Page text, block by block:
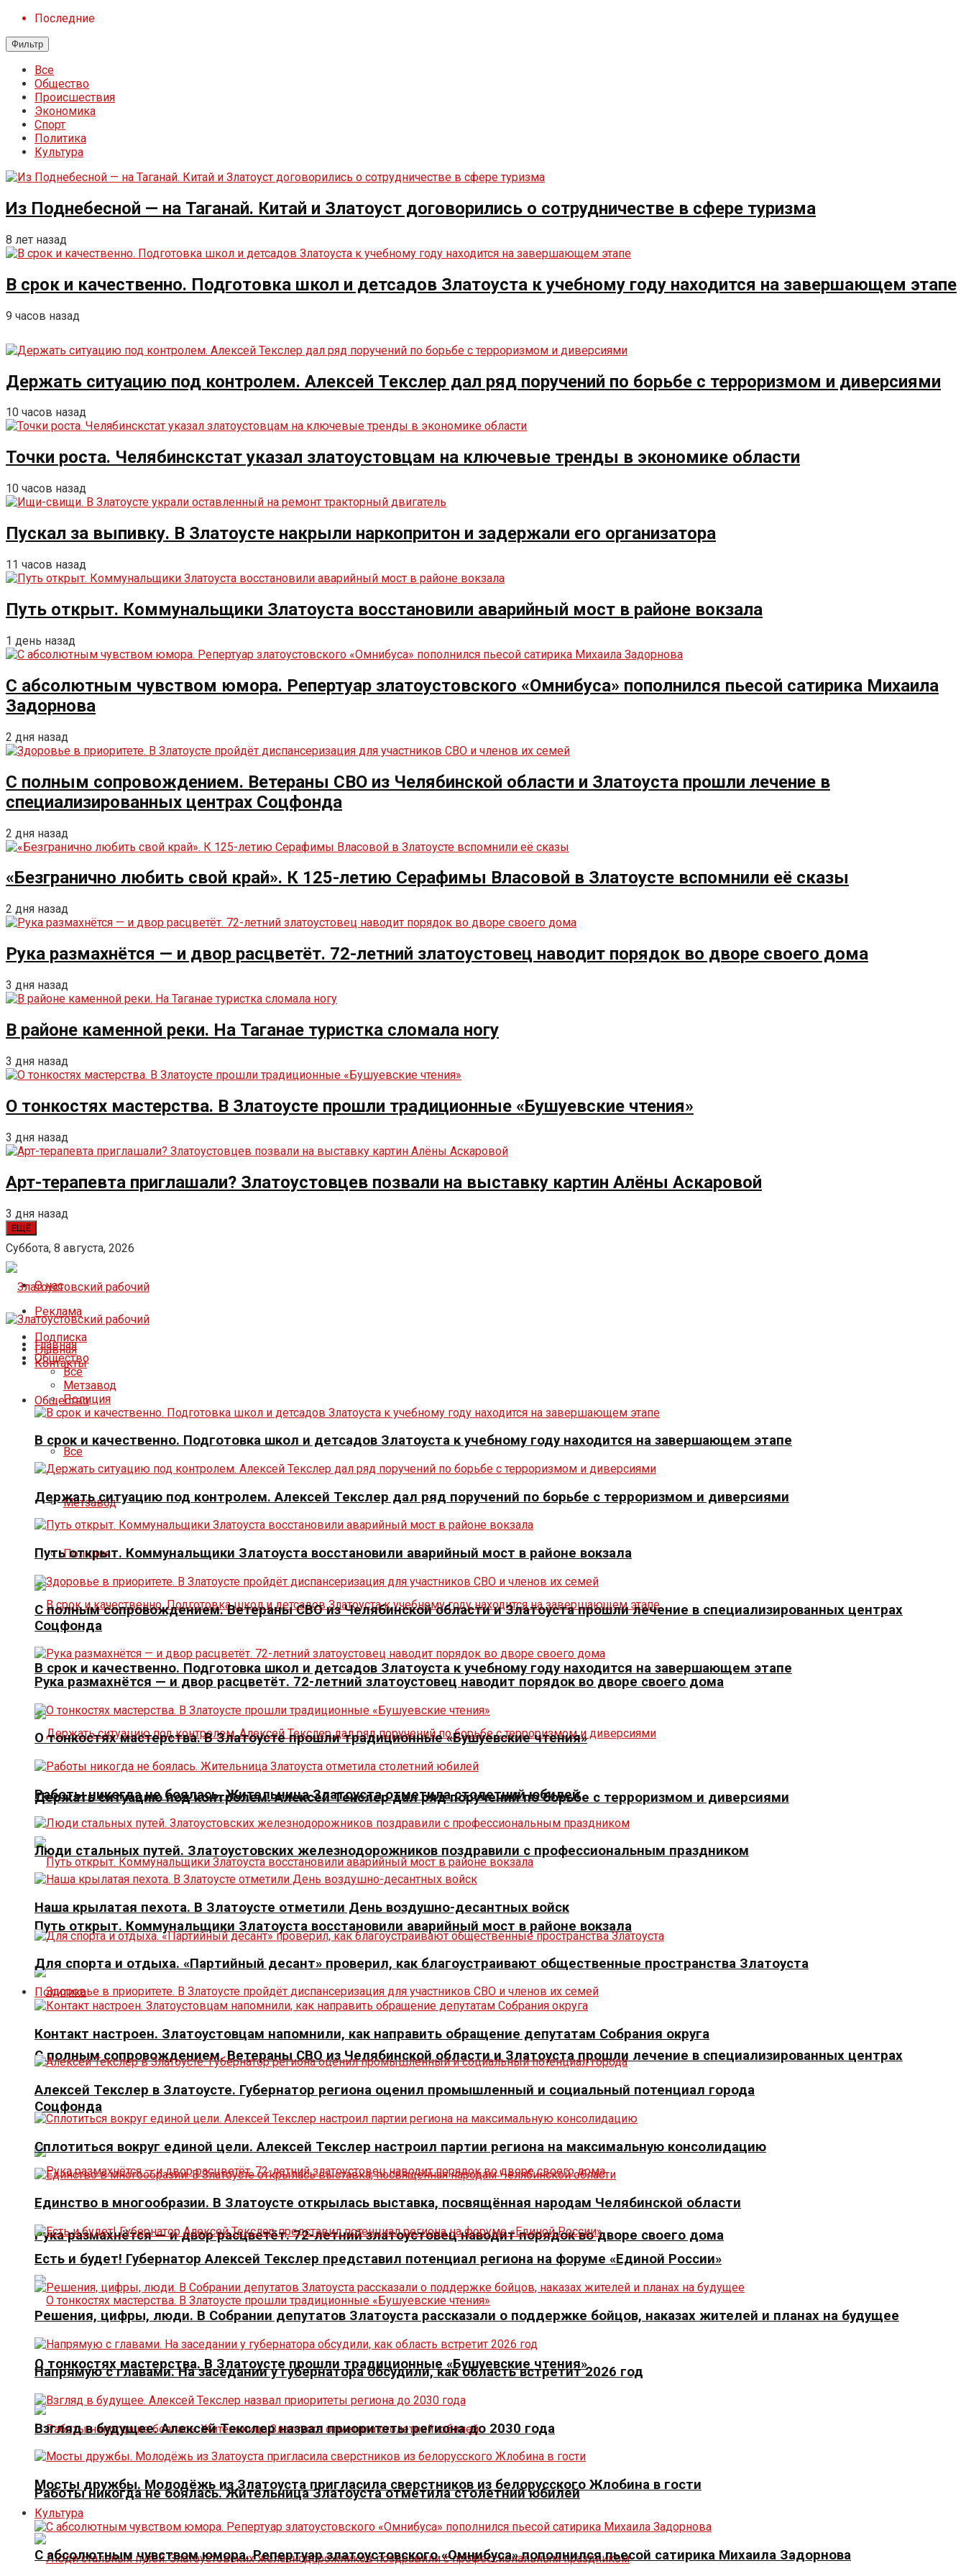
Последние
Фильтр
Все
Общество
Происшествия
Экономика
Спорт
Политика
Культура
Из Поднебесной — на Таганай. Китай и Златоуст договорились о сотрудничестве в сфере туризма
8 лет назад
В срок и качественно. Подготовка школ и детсадов Златоуста к учебному году находится на завершающем этапе
9 часов назад
Держать ситуацию под контролем. Алексей Текслер дал ряд поручений по борьбе с терроризмом и диверсиями
10 часов назад
Точки роста. Челябинскстат указал златоустовцам на ключевые тренды в экономике области
10 часов назад
Пускал за выпивку. В Златоусте накрыли наркопритон и задержали его организатора
11 часов назад
Путь открыт. Коммунальщики Златоуста восстановили аварийный мост в районе вокзала
1 день назад
С абсолютным чувством юмора. Репертуар златоустовского «Омнибуса» пополнился пьесой сатирика Михаила
Задорнова
2 дня назад
С полным сопровождением. Ветераны СВО из Челябинской области и Златоуста прошли лечение в
специализированных центрах Соцфонда
2 дня назад
«Безгранично любить свой край». К 125-летию Серафимы Власовой в Златоусте вспомнили её сказы
2 дня назад
Рука размахнётся — и двор расцветёт. 72-летний златоустовец наводит порядок во дворе своего дома
3 дня назад
В районе каменной реки. На Таганае туристка сломала ногу
3 дня назад
О тонкостях мастерства. В Златоусте прошли традиционные «Бушуевские чтения»
3 дня назад
Арт-терапевта приглашали? Златоустовцев позвали на выставку картин Алёны Аскаровой
3 дня назад
ЕЩЁ
Суббота, 8 августа, 2026
О нас
Реклама
Подписка
Контакты
Главная
Общество
Все
Метзавод
Полиция
В срок и качественно. Подготовка школ и детсадов Златоуста к учебному году находится на завершающем этапе
Держать ситуацию под контролем. Алексей Текслер дал ряд поручений по борьбе с терроризмом и диверсиями
Путь открыт. Коммунальщики Златоуста восстановили аварийный мост в районе вокзала
С полным сопровождением. Ветераны СВО из Челябинской области и Златоуста прошли лечение в специализированных центрах
Соцфонда
Рука размахнётся — и двор расцветёт. 72-летний златоустовец наводит порядок во дворе своего дома
О тонкостях мастерства. В Златоусте прошли традиционные «Бушуевские чтения»
Работы никогда не боялась. Жительница Златоуста отметила столетний юбилей
Главная
Общество
Все
Метзавод
Полиция
В срок и качественно. Подготовка школ и детсадов Златоуста к учебному году находится на завершающем этапе
Держать ситуацию под контролем. Алексей Текслер дал ряд поручений по борьбе с терроризмом и диверсиями
Путь открыт. Коммунальщики Златоуста восстановили аварийный мост в районе вокзала
С полным сопровождением. Ветераны СВО из Челябинской области и Златоуста прошли лечение в специализированных центрах
Соцфонда
Рука размахнётся — и двор расцветёт. 72-летний златоустовец наводит порядок во дворе своего дома
О тонкостях мастерства. В Златоусте прошли традиционные «Бушуевские чтения»
Работы никогда не боялась. Жительница Златоуста отметила столетний юбилей
Люди стальных путей. Златоустовских железнодорожников поздравили с профессиональным праздником
Наша крылатая пехота. В Златоусте отметили День воздушно-десантных войск
Для спорта и отдыха. «Партийный десант» проверил, как благоустраивают общественные пространства Златоуста
Политика
Контакт настроен. Златоустовцам напомнили, как направить обращение депутатам Собрания округа
Алексей Текслер в Златоусте. Губернатор региона оценил промышленный и социальный потенциал города
Сплотиться вокруг единой цели. Алексей Текслер настроил партии региона на максимальную консолидацию
Единство в многообразии. В Златоусте открылась выставка, посвящённая народам Челябинской области
Есть и будет! Губернатор Алексей Текслер представил потенциал региона на форуме «Единой России»
Решения, цифры, люди. В Собрании депутатов Златоуста рассказали о поддержке бойцов, наказах жителей и планах на будущее
Напрямую с главами. На заседании у губернатора обсудили, как область встретит 2026 год
Взгляд в будущее. Алексей Текслер назвал приоритеты региона до 2030 года
Мосты дружбы. Молодёжь из Златоуста пригласила сверстников из белорусского Жлобина в гости
Культура
С абсолютным чувством юмора. Репертуар златоустовского «Омнибуса» пополнился пьесой сатирика Михаила Задорнова